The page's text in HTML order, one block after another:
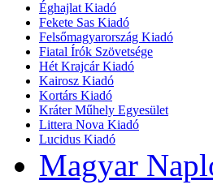
Éghajlat Kiadó
Fekete Sas Kiadó
Felsőmagyarország Kiadó
Fiatal Írók Szövetsége
Hét Krajcár Kiadó
Kairosz Kiadó
Kortárs Kiadó
Kráter Műhely Egyesület
Littera Nova Kiadó
Lucidus Kiadó
Magyar